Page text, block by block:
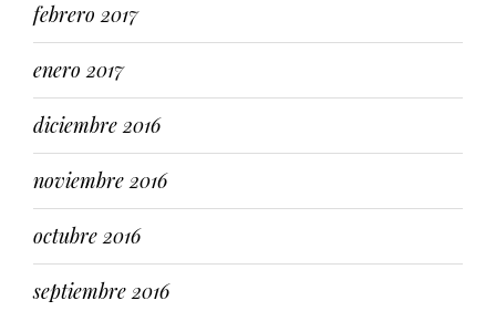
febrero 2017
enero 2017
diciembre 2016
noviembre 2016
octubre 2016
septiembre 2016